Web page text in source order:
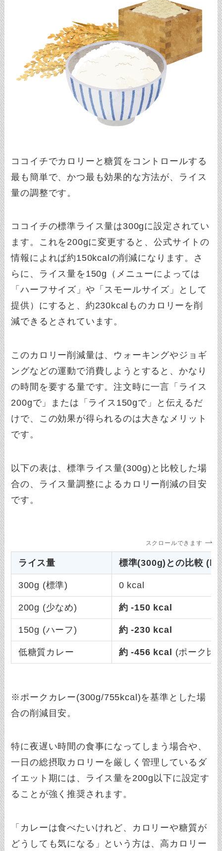
ココイチでカロリーと糖質をコントロールする
最も簡単で、かつ最も効果的な方法が、ライス
量の調整です。
ココイチの標準ライス量は300gに設定されてい
ます。これを200gに変更すると、公式サイトの
情報によれば約150kcalの削減になります。さ
らに、ライス量を150g（メニューによっては
「ハーフサイズ」や「スモールサイズ」として
提供）にすると、約230kcalものカロリーを削
減できるとされています。
このカロリー削減量は、ウォーキングやジョギ
ングなどの運動で消費しようとすると、かなり
の時間を要する量です。注文時に一言「ライス
200gで」または「ライス150gで」と伝えるだ
けで、この効果が得られるのは大きなメリット
です。
以下の表は、標準ライス量(300g)と比較した場
合の、ライス量調整によるカロリー削減の目安
です。
スクロールできます
ライス量 標準(300g)との比較
300g (標準) 0 kcal
200g (少なめ) 約 -150 kcal
150g (ハーフ) 約 -230 kcal
低糖質カレー 約 -456 kcal (ポーク比)
※ポークカレー(300g/755kcal)を基準とした場
合の削減目安。
特に夜遅い時間の食事になってしまう場合や、
一日の総摂取カロリーを厳しく管理しているダ
イエット期には、ライス量を200g以下に設定す
ることが強く推奨されます。
「カレーは食べたいけれど、カロリーや糖質が
どうしても気になる」という方は、高カロリー